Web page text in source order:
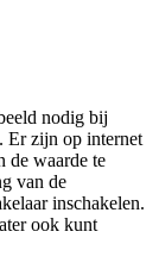
nodig bij
Er zijn op internet
de waarde te
van de
inschakelen.
ook kunt